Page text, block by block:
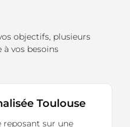
objectifs, plusieurs
vos besoins
Toulouse
reposant sur une